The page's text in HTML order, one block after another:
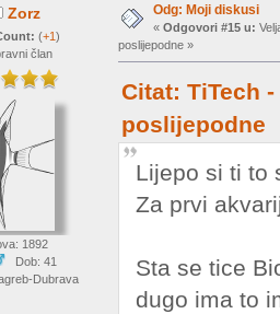
Zorz
(+1 )
član
1892
Dob: 41
Dubrava
Odg: Moji diskusi
« Odgovori #15 u:
poslijepodne »
Citat: TiTech
poslijepodne
Lijepo si ti
Za prvi
Sta se tice
dugo ima to